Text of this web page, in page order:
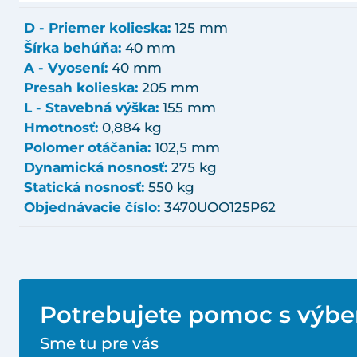
D - Priemer kolieska: 125 mm
Šírka behúňa: 40 mm
A - Vyosení: 40 mm
Presah kolieska: 205 mm
L - Stavebná výška: 155 mm
Hmotnosť: 0,884 kg
Polomer otáčania: 102,5 mm
Dynamická nosnosť: 275 kg
Statická nosnosť: 550 kg
Objednávacie číslo: 3470UOO125P62
Potrebujete pomoc s
Sme tu pre vás